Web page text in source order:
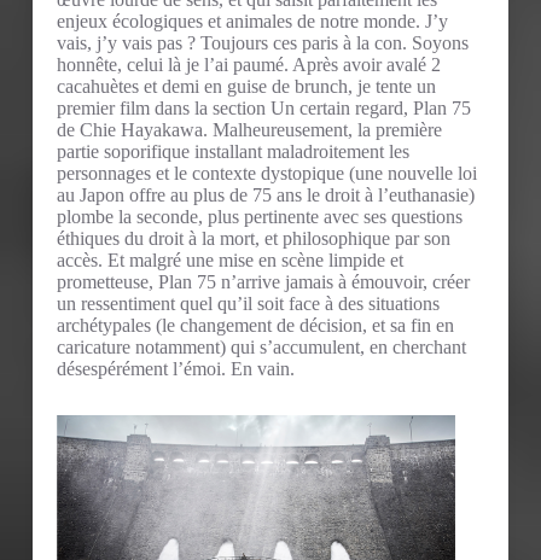
enjeux écologiques et animales de notre monde. J’y
vais, j’y vais pas ? Toujours ces paris à la con. Soyons
honnête, celui là je l’ai paumé. Après avoir avalé 2
cacahuètes et demi en guise de brunch, je tente un
premier film dans la section Un certain regard, Plan 75
de Chie Hayakawa. Malheureusement, la première
partie soporifique installant maladroitement les
personnages et le contexte dystopique (une nouvelle loi
au Japon offre au plus de 75 ans le droit à l’euthanasie)
plombe la seconde, plus pertinente avec ses questions
éthiques du droit à la mort, et philosophique par son
accès. Et malgré une mise en scène limpide et
prometteuse, Plan 75 n’arrive jamais à émouvoir, créer
un ressentiment quel qu’il soit face à des situations
archétypales (le changement de décision, et sa fin en
caricature notamment) qui s’accumulent, en cherchant
désespérément l’émoi. En vain.